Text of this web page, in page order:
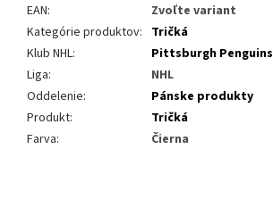
EAN:
Zvoľte variant
Kategórie produktov: Tričká
Klub NHL:
Pittsburgh Penguins
Liga:
NHL
Oddelenie:
Pánske produkty
Produkt:
Tričká
Farva: Čierna